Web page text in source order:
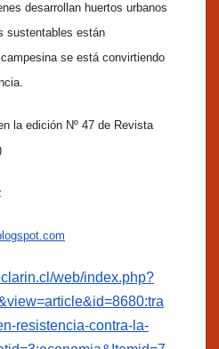
desarrollan huertos urbanos
sustentables están
se está convirtiendo
la edición Nº 47 de Revista
web/index.php?
resistencia-contra-la-